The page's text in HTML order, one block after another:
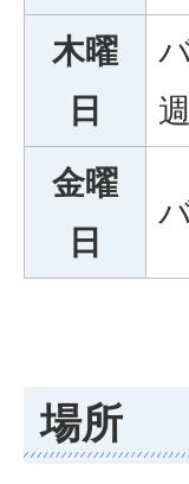
木曜
日
金曜
日
場所